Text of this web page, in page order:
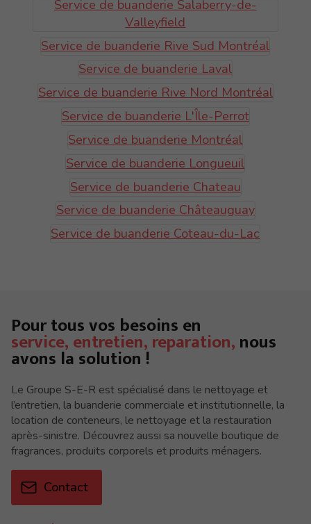
Service de buanderie Salaberry-de-
Valleyfield
Service de buanderie Rive Sud Montréal
Service de buanderie Laval
Service de buanderie Rive Nord Montréal
Service de buanderie L'Île-Perrot
Service de buanderie Montréal
Service de buanderie Longueuil
Service de buanderie Chateau
Service de buanderie Châteauguay
Service de buanderie Coteau-du-Lac
Pour tous vos besoins en
service, entretien, reparation,nous
avons la solution !
Le Groupe S-E-R est spécialisé dans le nettoyage et
l’entretien, la buanderie commerciale et institutionnelle, la
location de conteneurs, le nettoyage et la restauration
après-sinistre. Découvrez aussi sa nouvelle boutique de
fragrances, produits corporels et produits ménagers.
Contact